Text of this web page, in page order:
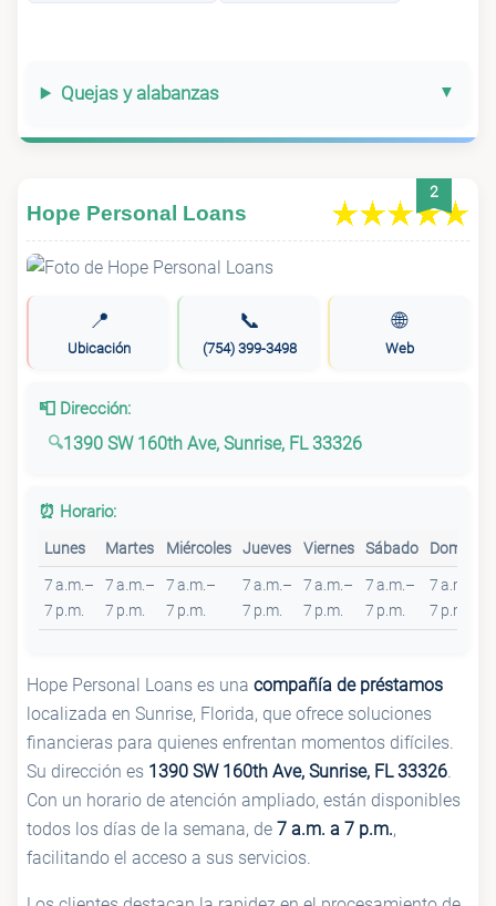
Quejas y alabanzas
2
Hope Personal Loans
📍
Ubicación
📞
(754) 399-3498
🌐
Web
📮 Dirección:
1390 SW 160th Ave, Sunrise, FL 33326
⏰ Horario:
Lunes Martes Miércoles Jueves Viernes Sábado Domingo
7 a.m.–
7 p.m.
7 a.m.–
7 p.m.
7 a.m.–
7 p.m.
7 a.m.–
7 p.m.
7 a.m.–
7 p.m.
7 a.m.–
7 p.m.
7 a.m.–
7 p.m.
Hope Personal Loans es una compañía de préstamos
localizada en Sunrise, Florida, que ofrece soluciones
financieras para quienes enfrentan momentos difíciles.
Su dirección es 1390 SW 160th Ave, Sunrise, FL 33326.
Con un horario de atención ampliado, están disponibles
todos los días de la semana, de 7 a.m. a 7 p.m.,
facilitando el acceso a sus servicios.